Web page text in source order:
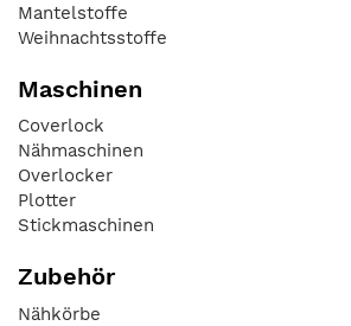
Mantelstoffe
Weihnachtsstoffe
Maschinen
Coverlock
Nähmaschinen
Overlocker
Plotter
Stickmaschinen
Zubehör
Nähkörbe